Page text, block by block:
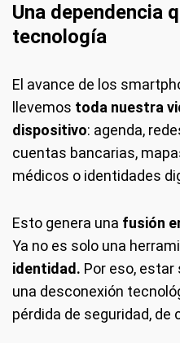
Una dependencia
tecnología
El avance de los
llevemos toda nuestra
dispositivo: agenda,
cuentas bancarias,
médicos o identidades
Esto genera una fusión
Ya no es solo una
identidad. Por eso,
una desconexión
pérdida de seguridad, de